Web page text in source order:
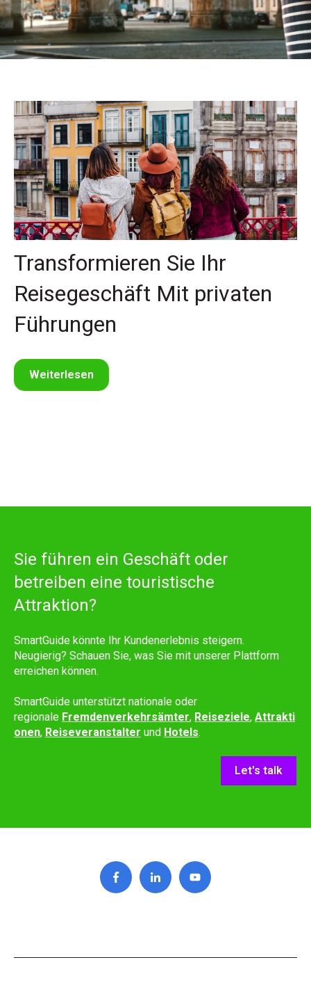
Transformieren Sie Ihr
Reisegeschäft Mit privaten
Führungen
Weiterlesen
Sie führen ein Geschäft oder
betreiben eine touristische
Attraktion?
SmartGuide könnte Ihr Kundenerlebnis steigern.
Neugierig? Schauen Sie, was Sie mit unserer Plattform
erreichen können.
SmartGuide unterstützt nationale oder
regionale Fremdenverkehrsämter, Reiseziele, Attrakti
onen, Reiseveranstalter und Hotels.
Let's talk